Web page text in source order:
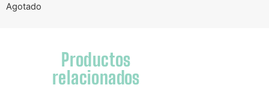
Agotado
Productos
relacionados